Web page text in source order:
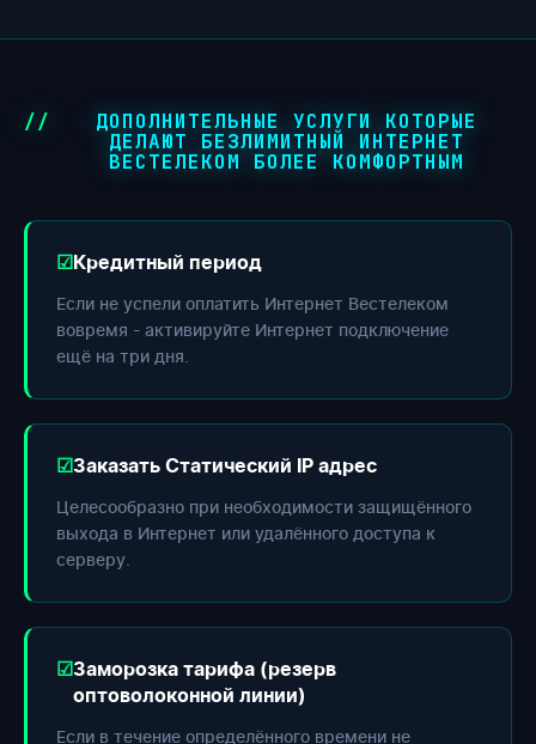
ДОПОЛНИТЕЛЬНЫЕ УСЛУГИ КОТОРЫЕ
ДЕЛАЮТ БЕЗЛИМИТНЫЙ ИНТЕРНЕТ
ВЕСТЕЛЕКОМ БОЛЕЕ КОМФОРТНЫМ
Кредитный период
Если не успели оплатить Интернет Вестелеком
вовремя - активируйте Интернет подключение
ещё на три дня.
Заказать Статический IP адрес
Целесообразно при необходимости защищённого
выхода в Интернет или удалённого доступа к
серверу.
Заморозка тарифа (резерв
оптоволоконной линии)
Если в течение определённого времени не